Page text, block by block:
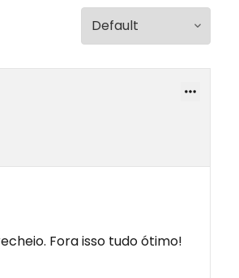
Fora isso tudo ótimo!